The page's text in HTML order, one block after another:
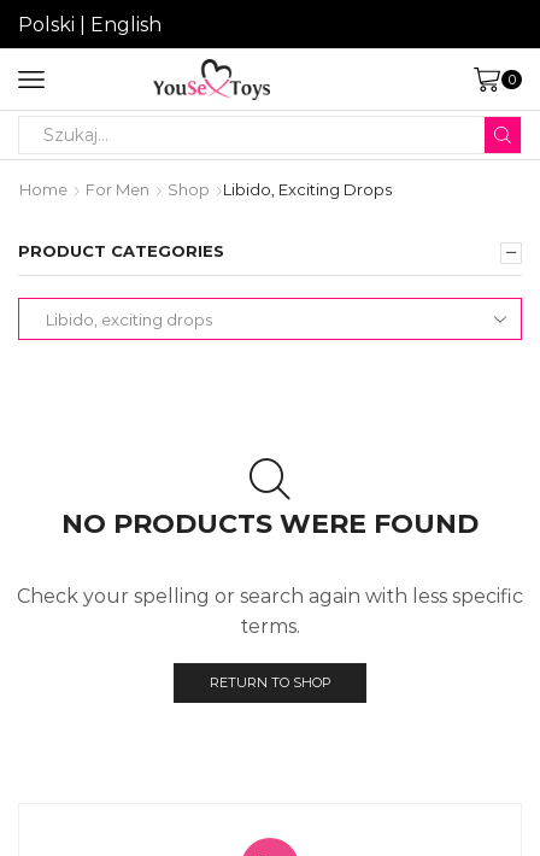
Polski English
0
Home For Men Shop Libido, Exciting Drops
PRODUCT CATEGORIES
NO PRODUCTS WERE FOUND
Check your spelling or search again with less specific
terms.
RETURN TO SHOP